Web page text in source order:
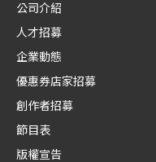
公司介紹
人才招募
企業動態
優惠券店家招募
創作者招募
節目表
版權宣告